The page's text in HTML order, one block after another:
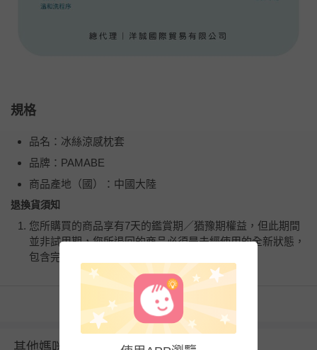
規格
品名：冰絲涼感枕套
品牌：PAMABE
商品產地（國）：中國大陸
退換貨須知
您所購買的商品享有7天的鑑賞期／猶豫期權益，但此期間
並非試用期，您所退回的商品必須是未經使用的全新狀態，
包含完整包裝、配件、說明文件及贈品等。
如需退換貨，請於收到商品7天（含例假日內提出），如為
瑕疵退換貨所產生的運費，將由媽咪愛負責處理，若非瑕疵
退貨，您可至『查詢訂單』>『已出貨』中查詢該筆訂單，
並點選『我要退貨』即可進行申請。若有相關退貨問題，請
看更多
其他媽咪也在逛